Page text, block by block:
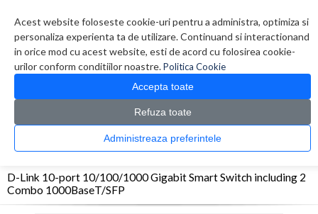
Acest website foloseste cookie-uri pentru a administra, optimiza si
personaliza experienta ta de utilizare. Continuand si interactionand
in orice mod cu acest website, esti de acord cu folosirea cookie-
urilor conform conditiilor noastre.Politica Cookie
Accepta toate
Refuza toate
Administreaza preferintele
0 produs(e)
CATALOG PRODUSE
> Switch-uri >
D-Link 10-port 10/100/1000 Gigabit Smart
D-Link 10-port 10/100/1000 Gigabit Smart Switch including 2
Combo 1000BaseT/SFP